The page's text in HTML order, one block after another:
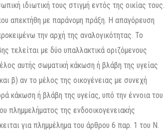
ιδιωτική τους στιγμή εντός της οικίας τους.
απεκτήθη με παράνομη πράξη. Η απαγόρευση
την αρχή της αναλογικότητας. Το
τελείται με δύο υπαλλακτικά οριζόμενους
αυτής σωματική κάκωση ή βλάβη της υγείας
β) αν το μέλος της οικογένειας με συνεχή
κάκωση ή βλάβη της υγείας, υπό την έννοια του
πλημμελήματος της ενδοοικογενειακής
για πλημμέλημα του άρθρου 6 παρ. 1 του Ν.